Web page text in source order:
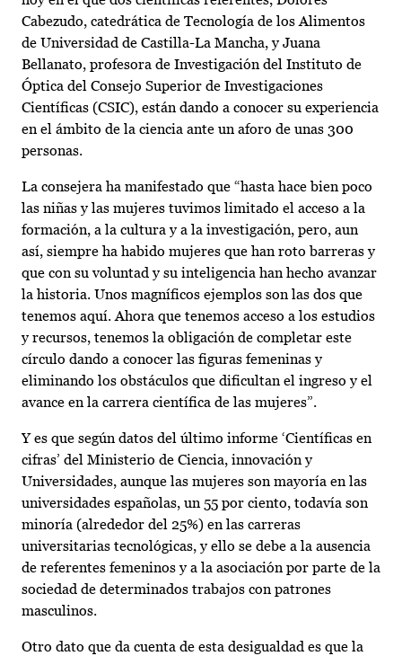
Cabezudo, catedrática de Tecnología de los Alimentos
de Universidad de Castilla-La Mancha, y Juana
Bellanato, profesora de Investigación del Instituto de
Óptica del Consejo Superior de Investigaciones
Científicas (CSIC), están dando a conocer su experiencia
en el ámbito de la ciencia ante un aforo de unas 300
personas.
La consejera ha manifestado que “hasta hace bien poco
las niñas y las mujeres tuvimos limitado el acceso a la
formación, a la cultura y a la investigación, pero, aun
así, siempre ha habido mujeres que han roto barreras y
que con su voluntad y su inteligencia han hecho avanzar
la historia. Unos magníficos ejemplos son las dos que
tenemos aquí. Ahora que tenemos acceso a los estudios
y recursos, tenemos la obligación de completar este
círculo dando a conocer las figuras femeninas y
eliminando los obstáculos que dificultan el ingreso y el
avance en la carrera científica de las mujeres”.
Y es que según datos del último informe ‘Científicas en
cifras’ del Ministerio de Ciencia, innovación y
Universidades, aunque las mujeres son mayoría en las
universidades españolas, un 55 por ciento, todavía son
minoría (alrededor del 25%) en las carreras
universitarias tecnológicas, y ello se debe a la ausencia
de referentes femeninos y a la asociación por parte de la
sociedad de determinados trabajos con patrones
masculinos.
Otro dato que da cuenta de esta desigualdad es que la